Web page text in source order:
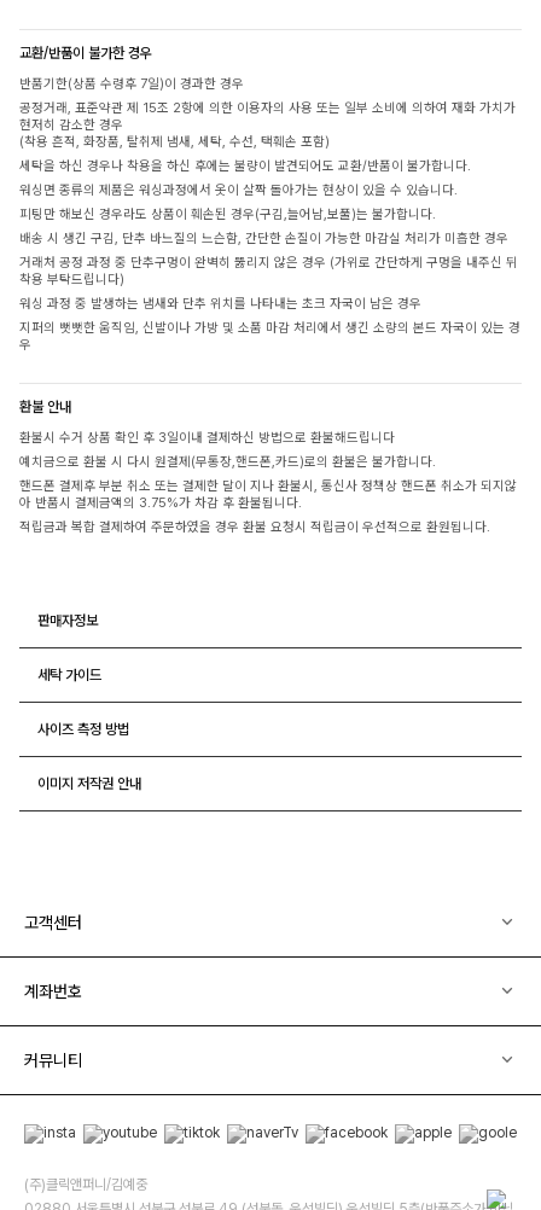
교환/반품이 불가한 경우
반품기한(상품 수령후 7일)이 경과한 경우
공정거래, 표준약관 제 15조 2항에 의한 이용자의 사용 또는 일부 소비에 의하여 재화 가치가
현저히 감소한 경우
(착용 흔적, 화장품, 탈취제 냄새, 세탁, 수선, 택훼손 포함)
세탁을 하신 경우나 착용을 하신 후에는 불량이 발견되어도 교환/반품이 불가합니다.
워싱면 종류의 제품은 워싱과정에서 옷이 살짝 돌아가는 현상이 있을 수 있습니다.
피팅만 해보신 경우라도 상품이 훼손된 경우(구김,늘어남,보풀)는 불가합니다.
배송 시 생긴 구김, 단추 바느질의 느슨함, 간단한 손질이 가능한 마감실 처리가 미흡한 경우
거래처 공정 과정 중 단추구멍이 완벽히 뚫리지 않은 경우 (가위로 간단하게 구멍을 내주신 뒤
착용 부탁드립니다)
워싱 과정 중 발생하는 냄새와 단추 위치를 나타내는 초크 자국이 남은 경우
지퍼의 뻣뻣한 움직임, 신발이나 가방 및 소품 마감 처리에서 생긴 소량의 본드 자국이 있는 경
우
환불 안내
환불시 수거 상품 확인 후 3일이내 결제하신 방법으로 환불해드립니다
예치금으로 환불 시 다시 원결제(무통장,핸드폰,카드)로의 환불은 불가합니다.
핸드폰 결제후 부분 취소 또는 결제한 달이 지나 환불시, 통신사 정책상 핸드폰 취소가 되지않
아 반품시 결제금액의 3.75%가 차감 후 환불됩니다.
적립금과 복합 결제하여 주문하였을 경우 환불 요청시 적립금이 우선적으로 환원됩니다.
판매자정보
세탁 가이드
사이즈 측정 방법
이미지 저작권 안내
고객센터
계좌번호
커뮤니티
(주)클릭앤퍼니/김예중